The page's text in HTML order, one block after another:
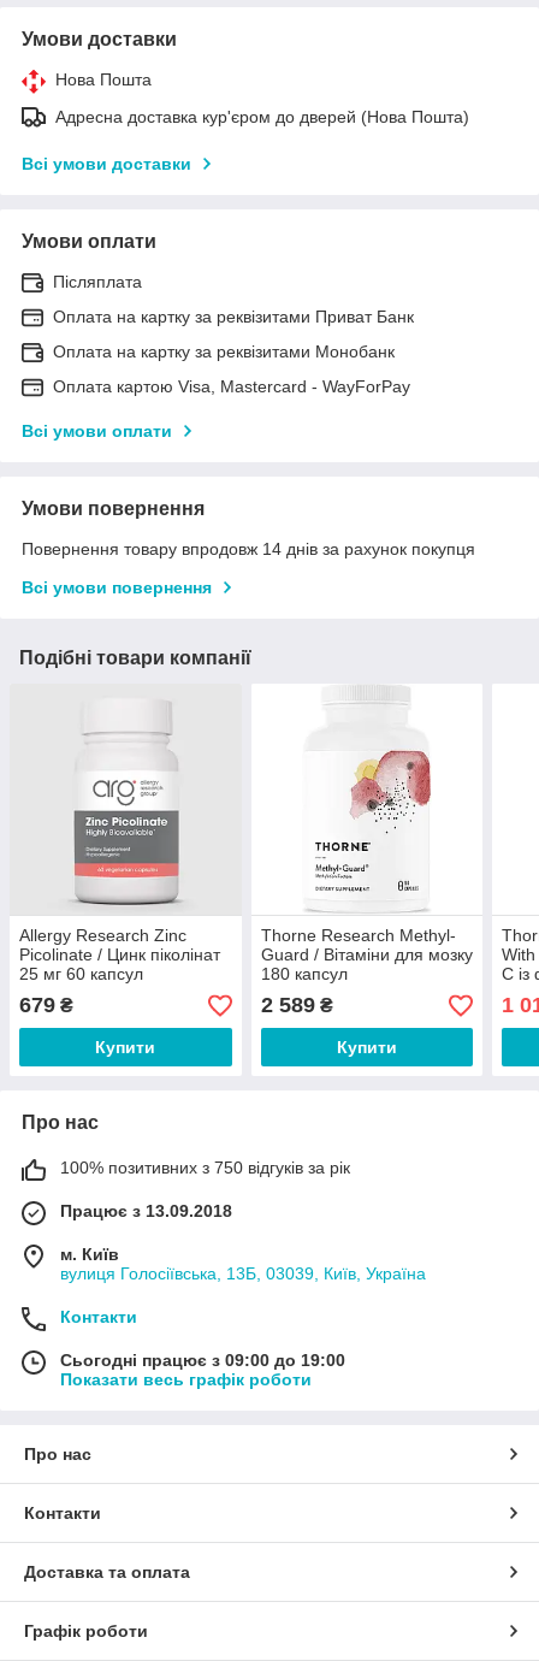
Умови доставки
Нова Пошта
Адресна доставка кур'єром до дверей (Нова Пошта)
Всі умови доставки
Умови оплати
Післяплата
Оплата на картку за реквізитами Приват Банк
Оплата на картку за реквізитами Монобанк
Оплата картою Visa, Mastercard - WayForPay
Всі умови оплати
Умови повернення
Повернення товару впродовж 14 днів за рахунок покупця
Всі умови повернення
Подібні товари компанії
Allergy Research Zinc
Picolinate / Цинк піколінат
25 мг 60 капсул
679 ₴
Купити
Thorne Research Methyl-
Guard / Вітаміни для мозку
180 капсул
2 589₴
Купити
С із
1
Про нас
100% позитивних з 750 відгуків за рік
Працює з 13.09.2018
м. Київ
вулиця Голосіївська, 13Б, 03039, Київ, Україна
Контакти
Сьогодні працює з 09:00 до 19:00
Показати весь графік роботи
Про нас
Контакти
Доставка та оплата
Графік роботи